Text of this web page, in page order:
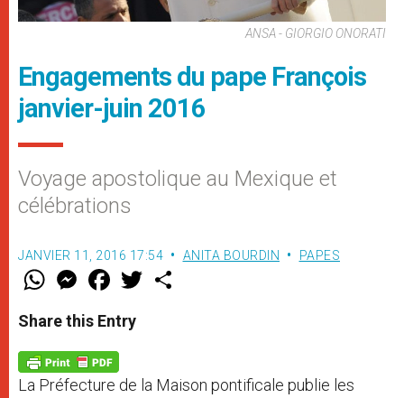
ANSA - GIORGIO ONORATI
Engagements du pape François
janvier-juin 2016
Voyage apostolique au Mexique et
célébrations
JANVIER 11, 2016 17:54 ANITA BOURDIN PAPES
W
t
s
p
p
M
e
s
e
g
e
r
F
a
e
b
o
k
w
Share this Entry
La Préfecture de la Maison pontificale publie les